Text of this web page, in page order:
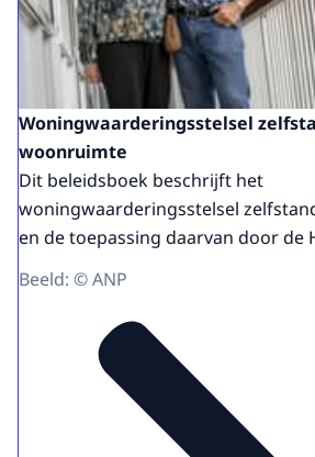
Woningwaarderingsstelsel
woonruimte
Dit beleidsboek beschrijft het
woningwaarderingsstelsel
en de toepassing daarvan door de
Beeld: © ANP